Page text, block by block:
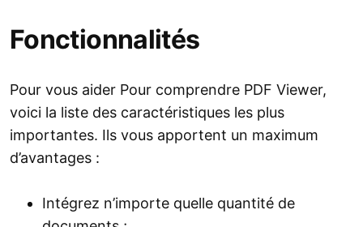
Fonctionnalités
Pour vous aider Pour comprendre PDF Viewer,
voici la liste des caractéristiques les plus
importantes. Ils vous apportent un maximum
d’avantages :
Intégrez n’importe quelle quantité de